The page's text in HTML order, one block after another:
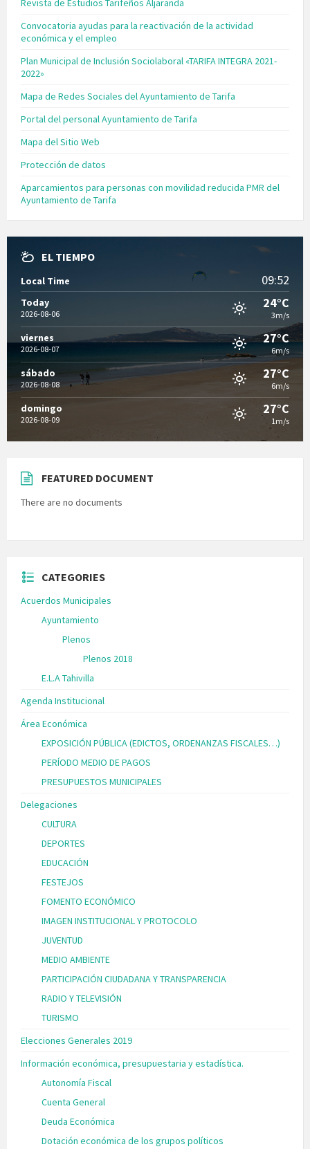
Revista de Estudios Tarifeños Aljaranda
Convocatoria ayudas para la reactivación de la actividad
económica y el empleo
Plan Municipal de Inclusión Sociolaboral «TARIFA INTEGRA 2021-
2022»
Mapa de Redes Sociales del Ayuntamiento de Tarifa
Portal del personal Ayuntamiento de Tarifa
Mapa del Sitio Web
Protección de datos
Aparcamientos para personas con movilidad reducida PMR del
Ayuntamiento de Tarifa
EL TIEMPO
Local Time 09:52
Today
2026-08-06
24°C
3m/s
viernes
2026-08-07
27°C
6m/s
sábado
2026-08-08
27°C
6m/s
domingo
2026-08-09
27°C
1m/s
FEATURED DOCUMENT
There are no documents
CATEGORIES
Acuerdos Municipales
Ayuntamiento
Plenos
Plenos 2018
E.L.A Tahivilla
Agenda Institucional
Área Económica
EXPOSICIÓN PÚBLICA (EDICTOS, ORDENANZAS FISCALES…)
PERÍODO MEDIO DE PAGOS
PRESUPUESTOS MUNICIPALES
Delegaciones
CULTURA
DEPORTES
EDUCACIÓN
FESTEJOS
FOMENTO ECONÓMICO
IMAGEN INSTITUCIONAL Y PROTOCOLO
JUVENTUD
MEDIO AMBIENTE
PARTICIPACIÓN CIUDADANA Y TRANSPARENCIA
RADIO Y TELEVISIÓN
TURISMO
Elecciones Generales 2019
Información económica, presupuestaria y estadística.
Autonomía Fiscal
Cuenta General
Deuda Económica
Dotación económica de los grupos políticos